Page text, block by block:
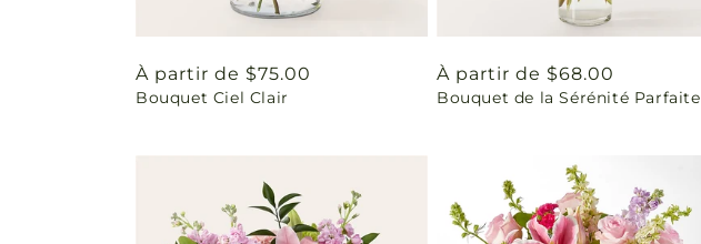
Prix
habituel
À partir de $75.00
Bouquet Ciel Clair
Prix
habituel
À partir de $68.00
Bouquet de la Sérénité Parfaite